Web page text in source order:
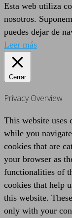
Esta web utiliza
nosotros.
puedes dejar de
Leer más
Cerrar
Privacy Overview
This website uses
while you
cookies that are
your browser as
functionalities of
cookies that help
this website.
only with your